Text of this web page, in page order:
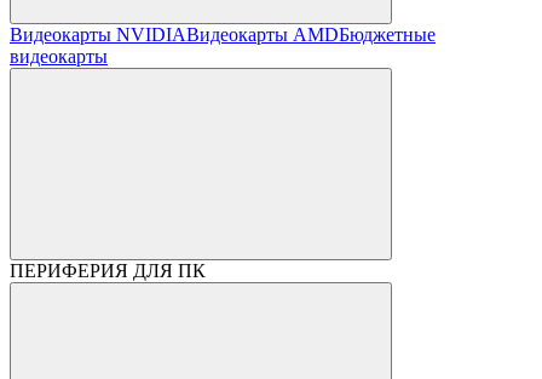
Видеокарты NVIDIAВидеокарты AMDБюджетные
видеокарты
ПЕРИФЕРИЯ ДЛЯ ПК